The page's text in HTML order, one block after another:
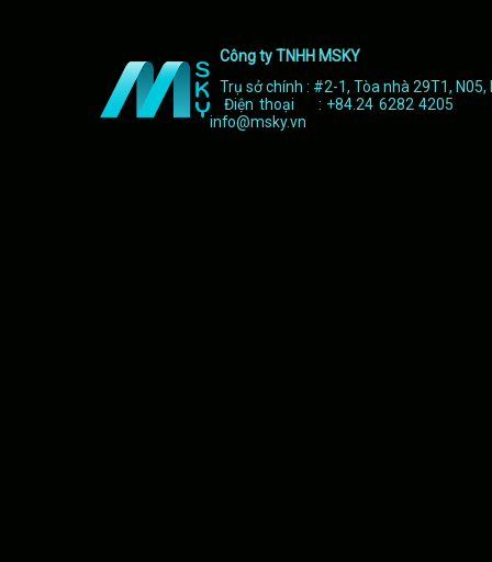
Công ty TNHH MSKY
Trụ sở chính : #2-1, Tòa nhà 29T1, N05,
Điện thoại : +84.24 6282 4205
info@msky.vn